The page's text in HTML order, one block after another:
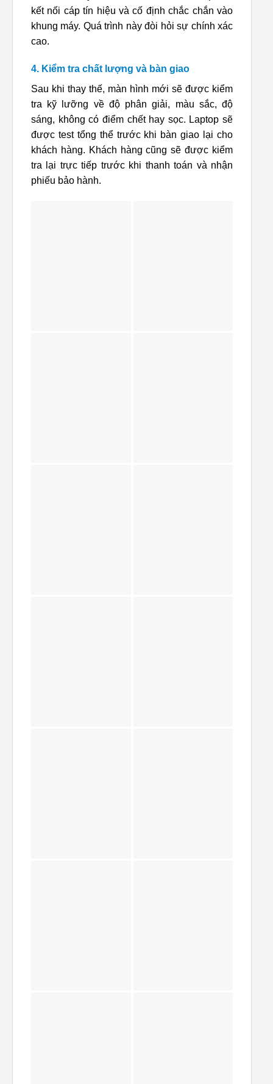
kết nối cáp tín hiệu và cố định chắc chắn vào
khung máy. Quá trình này đòi hỏi sự chính xác
cao.
4. Kiểm tra chất lượng và bàn giao
Sau khi thay thế, màn hình mới sẽ được kiểm
tra kỹ lưỡng về độ phân giải, màu sắc, độ
sáng, không có điểm chết hay sọc. Laptop sẽ
được test tổng thể trước khi bàn giao lại cho
khách hàng. Khách hàng cũng sẽ được kiểm
tra lại trực tiếp trước khi thanh toán và nhận
phiếu bảo hành.